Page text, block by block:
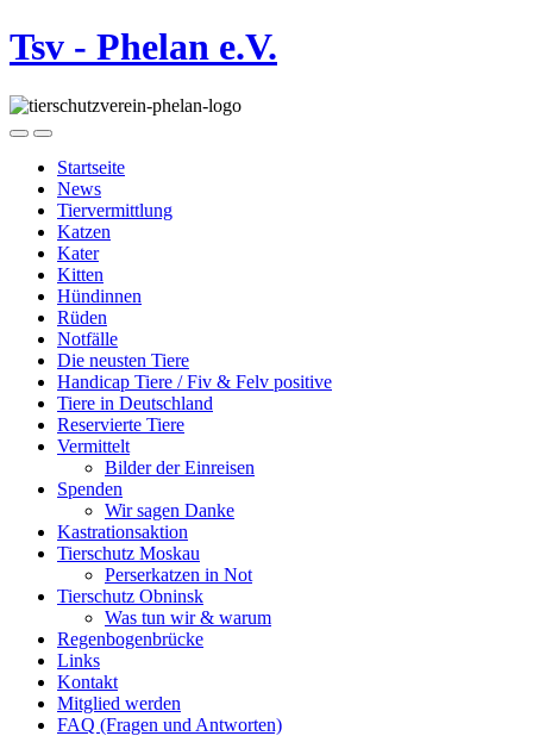
Tsv - Phelan e.V.
Startseite
News
Tiervermittlung
Katzen
Kater
Kitten
Hündinnen
Rüden
Notfälle
Die neusten Tiere
Handicap Tiere / Fiv & Felv positive
Tiere in Deutschland
Reservierte Tiere
Vermittelt
Bilder der Einreisen
Spenden
Wir sagen Danke
Kastrationsaktion
Tierschutz Moskau
Perserkatzen in Not
Tierschutz Obninsk
Was tun wir & warum
Regenbogenbrücke
Links
Kontakt
Mitglied werden
FAQ (Fragen und Antworten)